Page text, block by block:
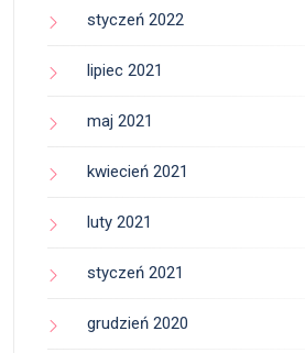
styczeń 2022
lipiec 2021
maj 2021
kwiecień 2021
luty 2021
styczeń 2021
grudzień 2020